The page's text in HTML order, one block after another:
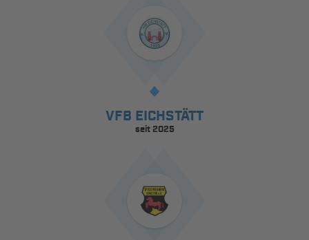
VFB EICHSTÄTT
seit 2025